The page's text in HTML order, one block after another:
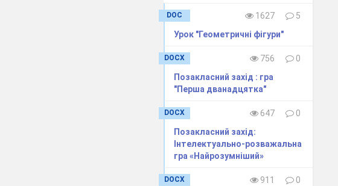
DOC 1627
5
Урок "Геометричні фігури"
DOCX 756
0
Позакласний захід : гра
"Перша дванадцятка"
DOCX 647
0
Позакласний захід:
Інтелектуально-розважальна
гра «Найрозумніший»
DOCX 911
0